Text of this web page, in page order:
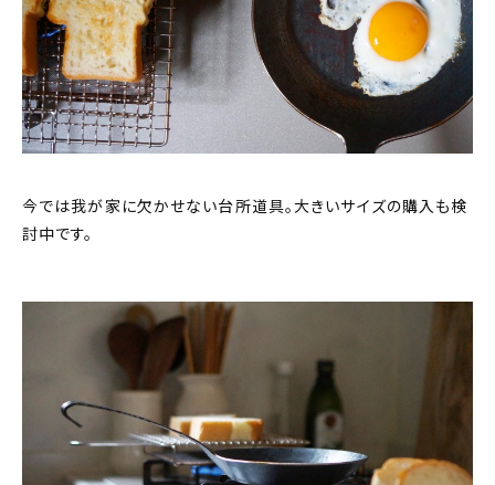
今では我が家に欠かせない台所道具。大きいサイズの購入も検
討中です。